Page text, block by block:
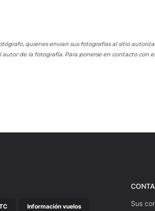
quienes envían sus fotografías al sitio
de la fotografía. Para ponerse en contacto con
Información vuelos Sus